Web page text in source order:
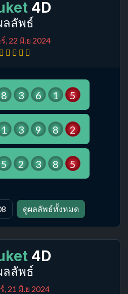
4D
ลลัพธ์
, 22 มิ.ย 2024
8 3 6 1 5
1 3 9 8 2
5 2 3 8 5
ดูผลลัพธ์ทั้งหมด
4D
ลลัพธ์
, 21 มิ.ย 2024